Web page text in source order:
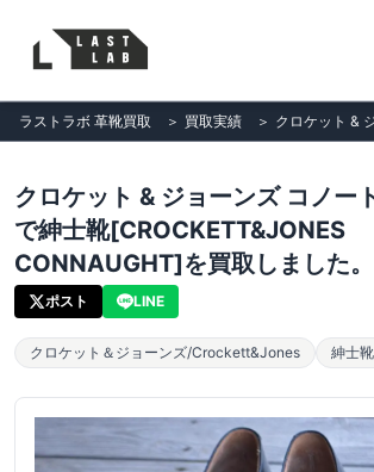
ラストラボ 革靴買取 ＞ 買取実績 ＞ クロケット &
クロケット & ジョーンズ コノー
で紳士靴[CROCKETT&JONES
CONNAUGHT]を買取しました。
ポスト LINE
クロケット＆ジョーンズ/Crockett&Jones 紳士靴